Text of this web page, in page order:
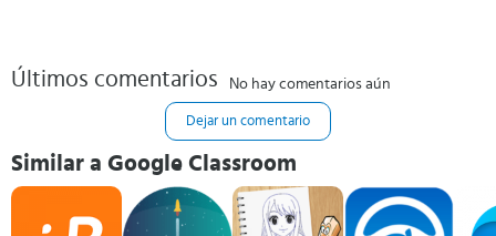
Últimos comentarios No hay comentarios aún
Dejar un comentario
Similar a Google Classroom